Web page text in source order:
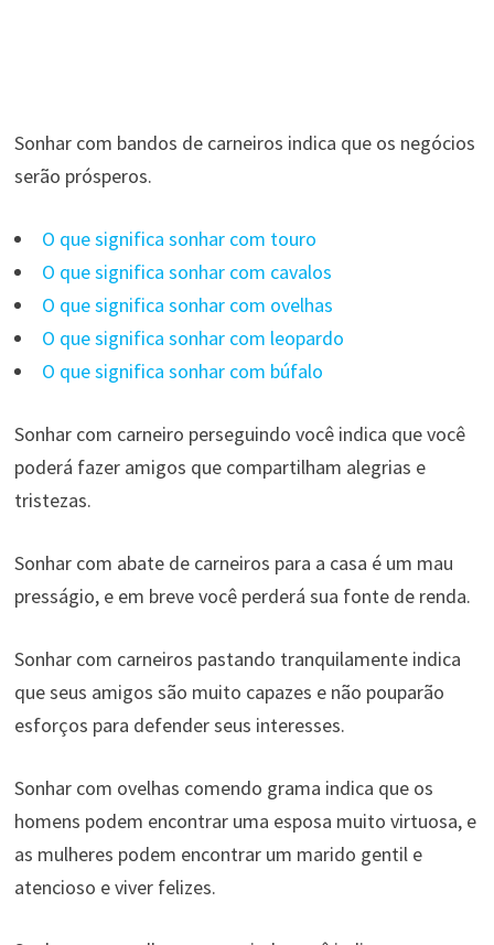
Sonhar com bandos de carneiros indica que os negócios
serão prósperos.
O que significa sonhar com touro
O que significa sonhar com cavalos
O que significa sonhar com ovelhas
O que significa sonhar com leopardo
O que significa sonhar com búfalo
Sonhar com carneiro perseguindo você indica que você
poderá fazer amigos que compartilham alegrias e
tristezas.
Sonhar com abate de carneiros para a casa é um mau
presságio, e em breve você perderá sua fonte de renda.
Sonhar com carneiros pastando tranquilamente indica
que seus amigos são muito capazes e não pouparão
esforços para defender seus interesses.
Sonhar com ovelhas comendo grama indica que os
homens podem encontrar uma esposa muito virtuosa, e
as mulheres podem encontrar um marido gentil e
atencioso e viver felizes.